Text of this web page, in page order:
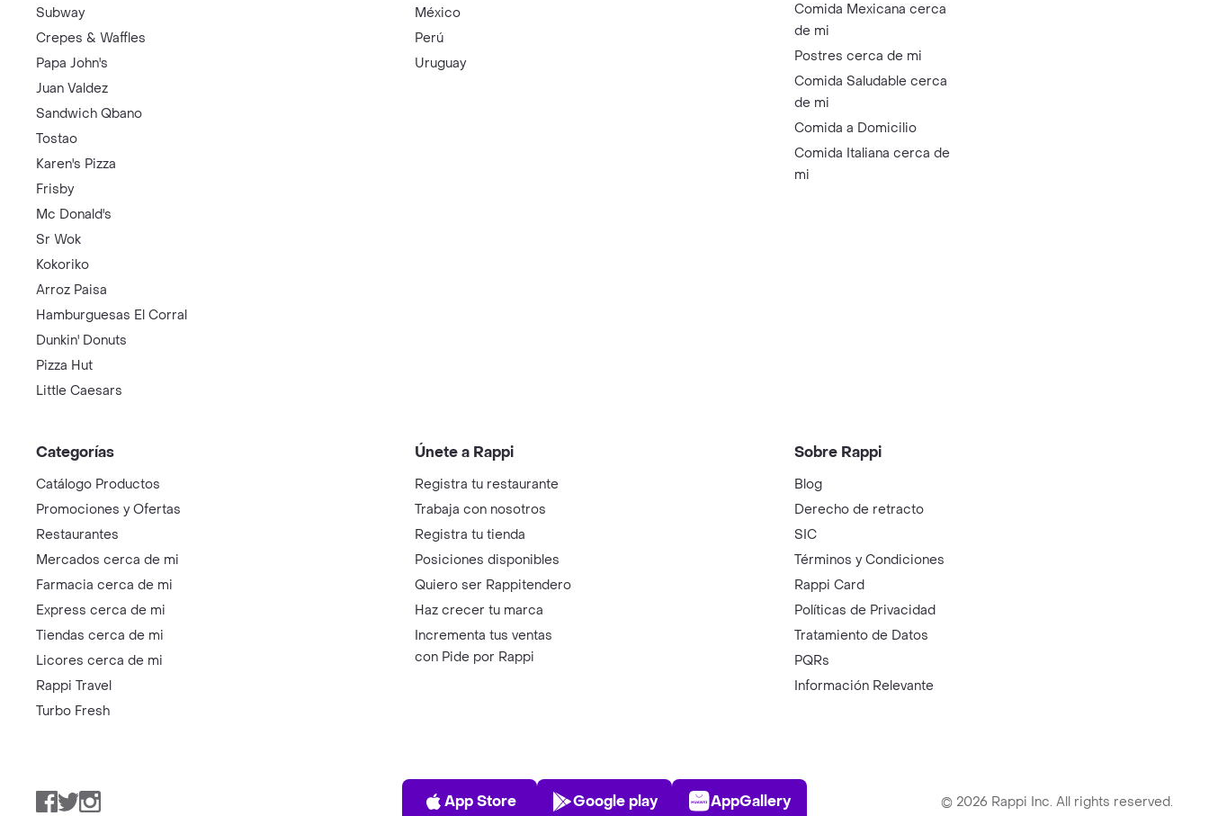
Subway
Crepes & Waffles
Papa John's
Juan Valdez
Sandwich Qbano
Tostao
Karen's Pizza
Frisby
Mc Donald's
Sr Wok
Kokoriko
Arroz Paisa
Hamburguesas El Corral
Dunkin' Donuts
Pizza Hut
Little Caesars
México
Perú
Uruguay
Comida Mexicana cerca
de mi
Postres cerca de mi
Comida Saludable cerca
de mi
Comida a Domicilio
Comida Italiana cerca de
mi
Categorías
Catálogo Productos
Promociones y Ofertas
Restaurantes
Mercados cerca de mi
Farmacia cerca de mi
Express cerca de mi
Tiendas cerca de mi
Licores cerca de mi
Rappi Travel
Turbo Fresh
Únete a Rappi
Registra tu restaurante
Trabaja con nosotros
Registra tu tienda
Posiciones disponibles
Quiero ser Rappitendero
Haz crecer tu marca
Incrementa tus ventas
con Pide por Rappi
Sobre Rappi
Blog
Derecho de retracto
SIC
Términos y Condiciones
Rappi Card
Políticas de Privacidad
Tratamiento de Datos
PQRs
Información Relevante
Facebook
TwitterInstagram
App Store
App Store
Play Store
Google play
AppGallery
AppGallery © 2026 Rappi Inc. All rights reserved.